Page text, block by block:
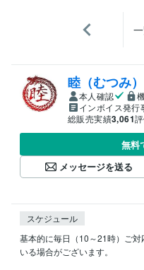
睦（むつみ）
本人確認
インボイス発行
総販売実績3,061
無料
メッセージを送る
スケジュール
基本的に毎日（10～21時）ご
いる場合がございます。